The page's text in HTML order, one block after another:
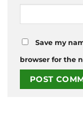
Save my
browser for the